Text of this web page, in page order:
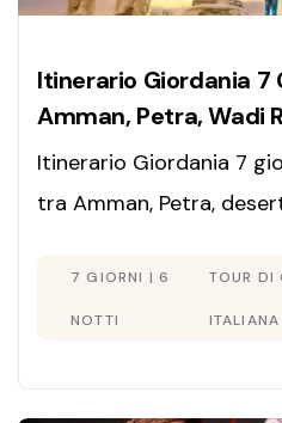
Itinerario Giordania 7
Amman, Petra, Wadi
Itinerario Giordania 7
tra Amman, Petra,
completa. Prenota ora!
7 GIORNI | 6
NOTTI
TOUR DI
ITALIANA